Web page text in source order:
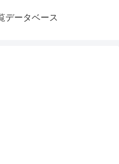
データベース